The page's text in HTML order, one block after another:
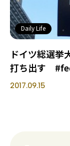
Daily Life
ドイツ総選挙
打ち出す
2017.09.15